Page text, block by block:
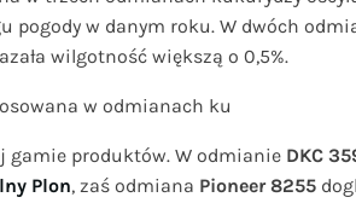
pogody w danym roku. W dwóch
wilgotność większą o 0,5%.
w odmianach ku
gamie produktów. W odmianie DKC
Plon, zaś odmiana Pioneer 8255